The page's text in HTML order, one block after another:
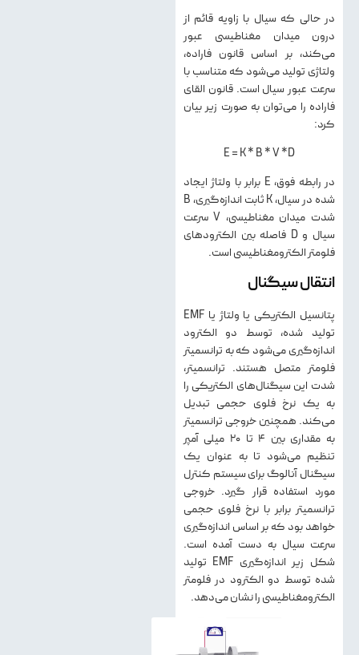
در حالی که سیال با زاویه قائم از
درون میدان مغناطیسی عبور
می‌کند، بر اساس قانون فاراده،
ولتاژی تولید می‌شود که متناسب با
سرعت عبور سیال است. قانون القای
فاراده را می‌توان به صورت زیر بیان
کرد:
E = K * B * V *D
در رابطه فوق، E برابر با ولتاژ ایجاد
شده در سیال، K ثابت اندازه‌گیری، B
شدت میدان مغناطیسی، V سرعت
سیال و D فاصله بین الکترودهای
فلومتر الکترومغناطیسی است.
انتقال سیگنال
پتانسیل الکتریکی یا ولتاژ یا EMF
تولید شده، توسط دو الکترود
اندازه‌گیری می‌شود که به ترانسمیتر
فلومتر متصل هستند. ترانسمیتر،
شدت این سیگنال‌های الکتریکی را
به یک نرخ فلوی حجمی تبدیل
می‌کند. همچنین خروجی ترانسمیتر
به مقداری بین ۴ تا ۲۰ میلی آمپر
تنظیم می‌شود تا به عنوان یک
سیگنال آنالوگ برای سیستم کنترل
مورد استفاده قرار گیرد. خروجی
ترانسمیتر برابر با نرخ فلوی حجمی
خواهد بود که بر اساس اندازه‌گیری
سرعت سیال به دست آمده است.
شکل زیر اندازه‌گیری EMF تولید
شده توسط دو الکترود در فلومتر
الکترومغناطیسی را نشان می‌دهد.